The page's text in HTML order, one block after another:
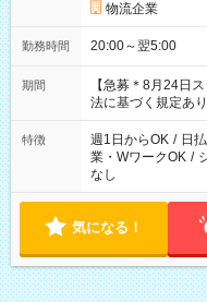
物流企業
勤務時間 20:00～翌5:00
期間
【急募＊8月24日
法に基づく規定あり
特徴 週1日からOK / 日
業・WワークOK /
なし
気になる！